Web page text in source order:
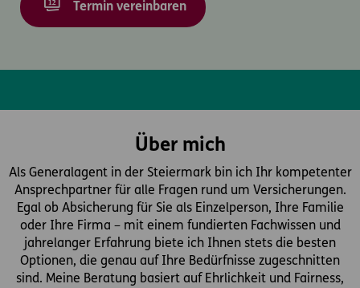
Termin vereinbaren
Über mich
Als Generalagent in der Steiermark bin ich Ihr kompetenter
Ansprechpartner für alle Fragen rund um Versicherungen.
Egal ob Absicherung für Sie als Einzelperson, Ihre Familie
oder Ihre Firma – mit einem fundierten Fachwissen und
jahrelanger Erfahrung biete ich Ihnen stets die besten
Optionen, die genau auf Ihre Bedürfnisse zugeschnitten
sind. Meine Beratung basiert auf Ehrlichkeit und Fairness,